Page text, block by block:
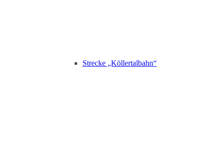
Strecke „Köllertalbahn“